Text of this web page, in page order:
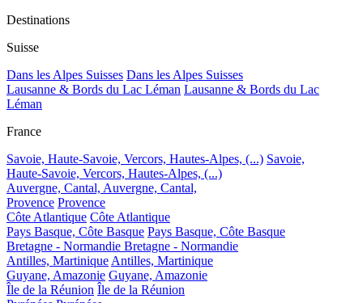
Destinations
Suisse
Dans les Alpes Suisses Dans les Alpes Suisses
Lausanne & Bords du Lac Léman Lausanne & Bords du Lac
Léman
France
Savoie, Haute-Savoie, Vercors, Hautes-Alpes, (...) Savoie,
Haute-Savoie, Vercors, Hautes-Alpes, (...)
Auvergne, Cantal, Auvergne, Cantal,
Provence Provence
Côte Atlantique Côte Atlantique
Pays Basque, Côte Basque Pays Basque, Côte Basque
Bretagne - Normandie Bretagne - Normandie
Antilles, Martinique Antilles, Martinique
Guyane, Amazonie Guyane, Amazonie
Île de la Réunion Île de la Réunion